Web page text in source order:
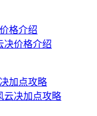
决价格介绍
云决加点攻略